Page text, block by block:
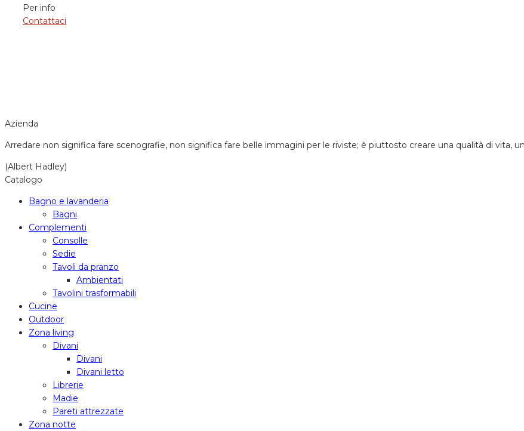
Per info
Contattaci
Azienda
Arredare non significa fare scenografie, non significa fare belle immagini per le riviste; è piuttosto creare una qualità di vita,
(Albert Hadley)
Catalogo
Bagno e lavanderia
Bagni
Complementi
Consolle
Sedie
Tavoli da pranzo
Ambientati
Tavolini trasformabili
Cucine
Outdoor
Zona living
Divani
Divani
Divani letto
Librerie
Madie
Pareti attrezzate
Zona notte